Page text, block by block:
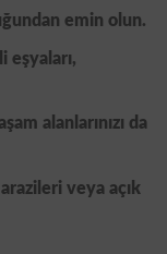
emin olun.
eşyaları,
alanlarınızı da
veya açık